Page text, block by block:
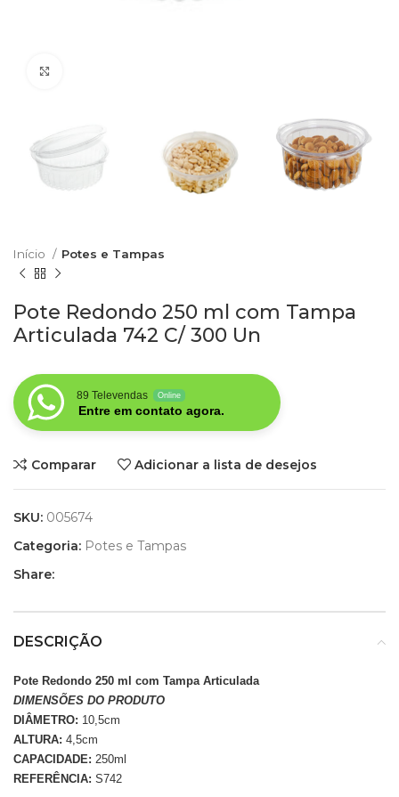
Início Potes e Tampas
Pote Redondo 250 ml com Tampa
Articulada 742 C/ 300 Un
89 Televendas Online
Entre em contato agora.
Comparar Adicionar a lista de desejos
SKU: 005674
Categoria: Potes e Tampas
Share:
DESCRIÇÃO
Pote Redondo 250 ml com Tampa Articulada
DIMENSÕES DO PRODUTO
DIÂMETRO: 10,5cm
ALTURA: 4,5cm
CAPACIDADE: 250ml
REFERÊNCIA: S742